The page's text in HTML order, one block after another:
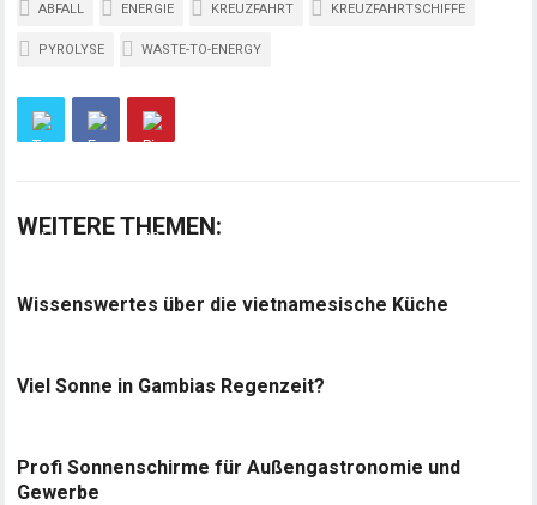
ABFALL ENERGIE KREUZFAHRT KREUZFAHRTSCHIFFE
PYROLYSE WASTE-TO-ENERGY
WEITERE THEMEN:
Wissenswertes über die vietnamesische Küche
Viel Sonne in Gambias Regenzeit?
Profi Sonnenschirme für Außengastronomie und
Gewerbe